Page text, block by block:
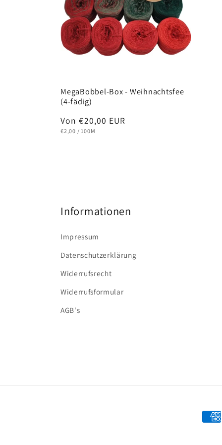
MegaBobbel-Box - Weihnachtsfee
(4-fädig)
Normaler
Preis
Von €20,00 EUR
GRUNDPREIS
€2,00 / PRO
100M
Informationen
Impressum
Datenschutzerklärung
Widerrufsrecht
Widerrufsformular
AGB's